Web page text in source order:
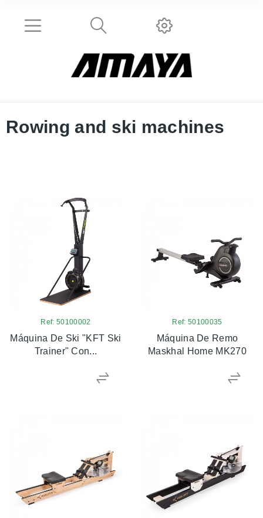
Rowing and ski machines
Ref: 50100002
Máquina De Ski "KFT Ski
Trainer" Con...
Ref: 50100035
Máquina De Remo
Maskhal Home MK270